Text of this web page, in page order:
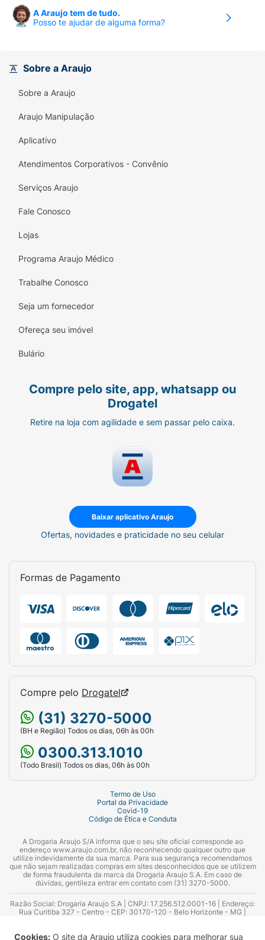
Cookies: O site da Araujo utiliza cookies para melhorar sua
A Araujo tem de tudo.
Posso te ajudar de alguma forma?
Sobre a Araujo
Sobre a Araujo
Araujo Manipulação
Aplicativo
Atendimentos Corporativos - Convênio
Serviços Araujo
Fale Conosco
Lojas
Programa Araujo Médico
Trabalhe Conosco
Seja um fornecedor
Ofereça seu imóvel
Bulário
Compre pelo site, app, whatsapp ou
Drogatel
Retire na loja com agilidade e sem passar pelo caixa.
Baixar aplicativo Araujo
Ofertas, novidades e praticidade no seu celular
Formas de Pagamento
Compre pelo Drogatel
(31) 3270-5000
(BH e Região) Todos os dias, 06h às 00h
0300.313.1010
(Todo Brasil) Todos os dias, 06h às 00h
Termo de Uso
Portal da Privacidade
Covid-19
Código de Ética e Conduta
A Drogaria Araujo S/A informa que o seu site oficial corresponde ao
endereço www.araujo.com.br, não reconhecendo qualquer outro que
utilize indevidamente da sua marca. Para sua segurança recomendamos
que não sejam realizadas compras em sites desconhecidos que se utilizem
de forma fraudulenta da marca da Drogaria Araujo S.A. Em caso de
dúvidas, gentileza entrar em contato com (31) 3270-5000.
Razão Social: Drogaria Araujo S.A | CNPJ: 17.256.512.0001-16 | Endereço:
Rua Curitiba 327 - Centro - CEP: 30170-120 - Belo Horizonte - MG |
Azevedo Guimarães – CRF 10.965 | Yasmin Silva Alvarenga – CRF 52.584 -